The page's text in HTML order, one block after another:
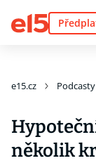
e15.cz Podcasty
několik